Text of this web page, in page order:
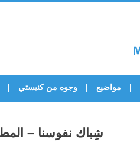
مواضيع وجوه من كنيستي
شِباك نفوسنا –